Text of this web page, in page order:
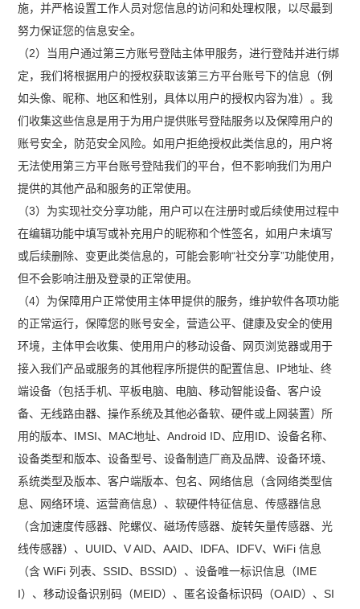
施，并严格设置工作人员对您信息的访问和处理权限，以尽最到
努力保证您的信息安全。
（2）当用户通过第三方账号登陆主体甲服务，进行登陆并进行绑
定，我们将根据用户的授权获取该第三方平台账号下的信息（例
如头像、昵称、地区和性别，具体以用户的授权内容为准）。我
们收集这些信息是用于为用户提供账号登陆服务以及保障用户的
账号安全，防范安全风险。如用户拒绝授权此类信息的，用户将
无法使用第三方平台账号登陆我们的平台，但不影响我们为用户
提供的其他产品和服务的正常使用。
（3）为实现社交分享功能，用户可以在注册时或后续使用过程中
在编辑功能中填写或补充用户的昵称和个性签名，如用户未填写
或后续删除、变更此类信息的，可能会影响“社交分享”功能使用，
但不会影响注册及登录的正常使用。
（4）为保障用户正常使用主体甲提供的服务，维护软件各项功能
的正常运行，保障您的账号安全，营造公平、健康及安全的使用
环境，主体甲会收集、使用用户的移动设备、网页浏览器或用于
接入我们产品或服务的其他程序所提供的配置信息、IP地址、终
端设备（包括手机、平板电脑、电脑、移动智能设备、客户设
备、无线路由器、操作系统及其他必备软、硬件或上网装置）所
用的版本、IMSI、MAC地址、Android ID、应用ID、设备名称、
设备类型和版本、设备型号、设备制造厂商及品牌、设备环境、
系统类型及版本、客户端版本、包名、网络信息（含网络类型信
息、网络环境、运营商信息）、软硬件特征信息、传感器信息
（含加速度传感器、陀螺仪、磁场传感器、旋转矢量传感器、光
线传感器）、UUID、V AID、AAID、IDFA、IDFV、WiFi 信息
（含 WiFi 列表、SSID、BSSID）、设备唯一标识信息（IME
I）、移动设备识别码（MEID）、匿名设备标识码（OAID）、SI